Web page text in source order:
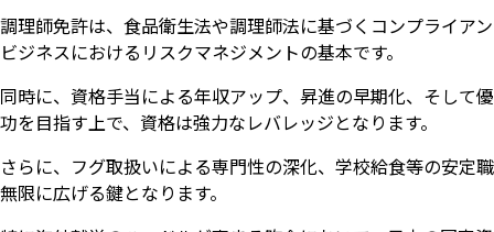
調理師免許は、食品衛生法や調理師法に基づくコンプライア
ビジネスにおけるリスクマネジメントの基本です。
同時に、資格手当による年収アップ、昇進の早期化、そして
功を目指す上で、資格は強力なレバレッジとなります。
さらに、フグ取扱いによる専門性の深化、学校給食等の安定
無限に広げる鍵となります。